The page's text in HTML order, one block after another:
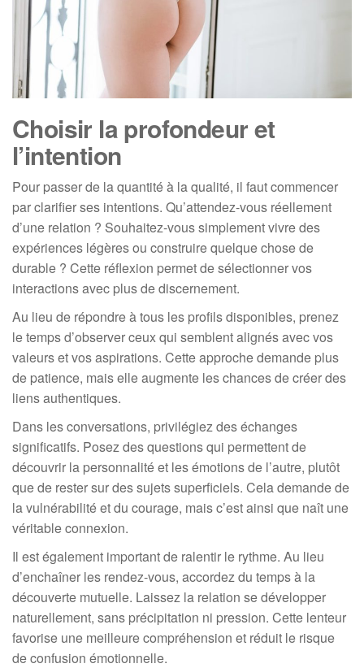
Choisir la profondeur et
l’intention
Pour passer de la quantité à la qualité, il faut commencer
par clarifier ses intentions. Qu’attendez-vous réellement
d’une relation ? Souhaitez-vous simplement vivre des
expériences légères ou construire quelque chose de
durable ? Cette réflexion permet de sélectionner vos
interactions avec plus de discernement.
Au lieu de répondre à tous les profils disponibles, prenez
le temps d’observer ceux qui semblent alignés avec vos
valeurs et vos aspirations. Cette approche demande plus
de patience, mais elle augmente les chances de créer des
liens authentiques.
Dans les conversations, privilégiez des échanges
significatifs. Posez des questions qui permettent de
découvrir la personnalité et les émotions de l’autre, plutôt
que de rester sur des sujets superficiels. Cela demande de
la vulnérabilité et du courage, mais c’est ainsi que naît une
véritable connexion.
Il est également important de ralentir le rythme. Au lieu
d’enchaîner les rendez-vous, accordez du temps à la
découverte mutuelle. Laissez la relation se développer
naturellement, sans précipitation ni pression. Cette lenteur
favorise une meilleure compréhension et réduit le risque
de confusion émotionnelle.